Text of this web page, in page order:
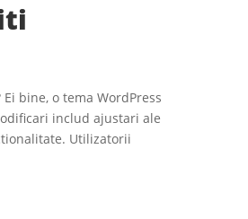
bine, o tema WordPress
includ ajustari ale
Utilizatorii